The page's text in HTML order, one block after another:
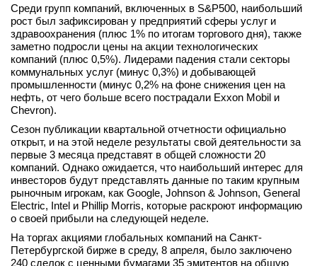
Стать автором
Вход
Среди групп компаний, включенных в S&P500, наибольший
рост был зафиксирован у предприятий сферы услуг и
здравоохранения (плюс 1% по итогам торгового дня), также
заметно подросли цены на акции технологических
компаний (плюс 0,5%). Лидерами падения стали секторы
коммунальных услуг (минус 0,3%) и добывающей
промышленности (минус 0,2% на фоне снижения цен на
нефть, от чего больше всего пострадали Exxon Mobil и
Chevron).
Сезон публикации квартальной отчетности официально
открыт, и на этой неделе результаты свой деятельности за
первые 3 месяца представят в общей сложности 20
компаний. Однако ожидается, что наибольший интерес для
инвесторов будут представлять данные по таким крупным
рыночным игрокам, как Google, Johnson & Johnson, General
Electric, Intel и Phillip Morris, которые раскроют информацию
о своей прибыли на следующей неделе.
На торгах акциями глобальных компаний на Санкт-
Петербургской бирже в среду, 8 апреля, было заключено
240 сделок с ценными бумагами 35 эмитентов на общую